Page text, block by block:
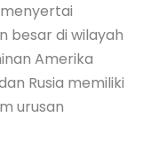
besar di wilayah
Amerika
Rusia memiliki
urusan